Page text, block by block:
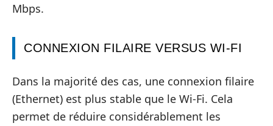
Mbps.
CONNEXION FILAIRE VERSUS WI-FI
Dans la majorité des cas, une connexion filaire
(Ethernet) est plus stable que le Wi-Fi. Cela
permet de réduire considérablement les